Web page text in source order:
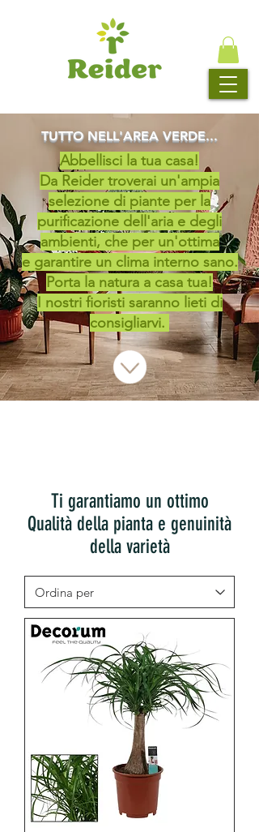
TUTTO NELL'AREA VERDE...
Abbellisci la tua casa!
Da Reider troverai un'ampia
selezione di piante per la
purificazione dell'aria e degli
ambienti, che per un'ottima
e garantire un clima interno sano.
Porta la natura a casa tua!
I nostri fioristi saranno lieti di
consigliarvi.
Ti garantiamo un ottimo
Qualità della pianta e genuinità
della varietà